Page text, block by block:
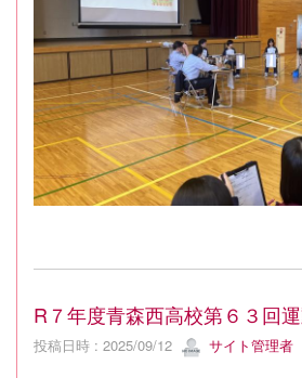
R７年度青森西高校第６３回
投稿日時 : 2025/09/12 サイト管理者